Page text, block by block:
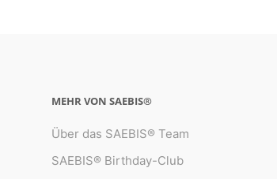
MEHR VON SAEBIS®
Über das SAEBIS® Team
SAEBIS® Birthday-Club